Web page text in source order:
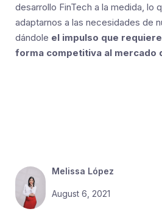
desarrollo FinTech a la medida, lo
adaptarnos a las necesidades de
dándole el impulso que
forma competitiva al mercado
Melissa López
August 6, 2021